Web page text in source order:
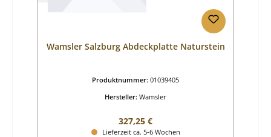
Wamsler Salzburg Abdeckplatte Naturstein
Produktnummer: 01039405
Hersteller: Wamsler
Regulärer Preis:
327,25 €
Lieferzeit ca. 5-6 Wochen